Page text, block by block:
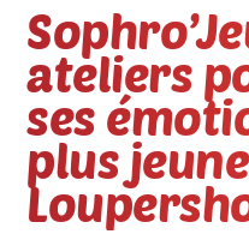
ateliers
ses
plus